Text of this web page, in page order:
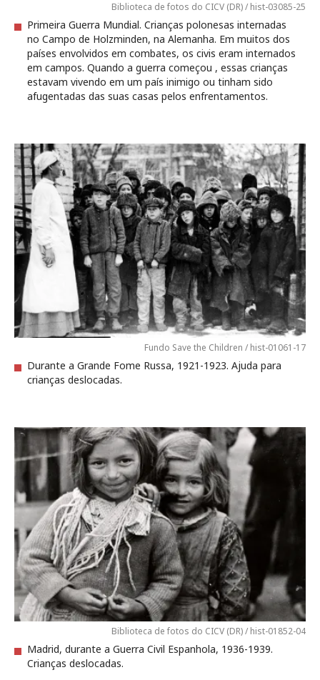
Biblioteca de fotos do CICV (DR) / hist-03085-25
Primeira Guerra Mundial. Crianças polonesas internadas
no Campo de Holzminden, na Alemanha. Em muitos dos
países envolvidos em combates, os civis eram internados
em campos. Quando a guerra começou , essas crianças
estavam vivendo em um país inimigo ou tinham sido
afugentadas das suas casas pelos enfrentamentos.
Fundo Save the Children / hist-01061-17
Durante a Grande Fome Russa, 1921-1923. Ajuda para
crianças deslocadas.
Biblioteca de fotos do CICV (DR) / hist-01852-04
Madrid, durante a Guerra Civil Espanhola, 1936-1939.
Crianças deslocadas.